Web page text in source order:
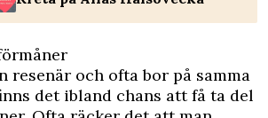
resenär och ofta bor på samma
det ibland chans att få ta del